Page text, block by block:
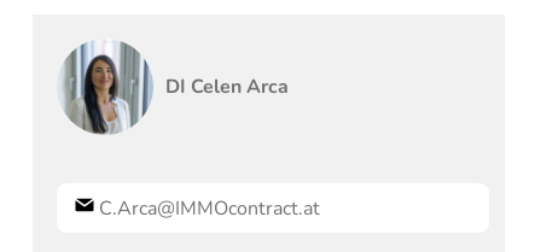
DI Celen Arca
C.Arca@IMMOcontract.at